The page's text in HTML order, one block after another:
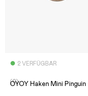
2 VERFÜGBAR
(0)
OYOY Haken Mini Pinguin